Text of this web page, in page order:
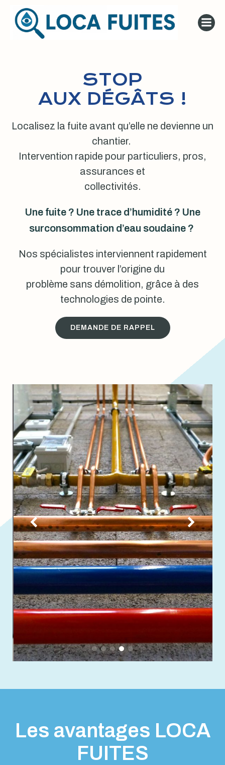
au
contenu
STOP
AUX DÉGÂTS !
Localisez la fuite avant qu’elle ne devienne un
chantier.
Intervention rapide pour particuliers, pros,
assurances et
collectivités.
Une fuite ? Une trace d’humidité ? Une
surconsommation d’eau soudaine ?
Nos spécialistes interviennent rapidement
pour trouver l’origine du
problème sans démolition, grâce à des
technologies de pointe.
DEMANDE DE RAPPEL
Les avantages LOCA
FUITES